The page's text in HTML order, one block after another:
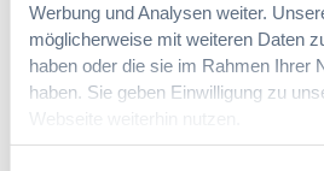
Werbung und Analysen weiter.
möglicherweise mit weiteren Daten
haben oder die sie im Rahmen Ihrer
haben. Sie geben Einwilligung zu
E-Mail-Adresse*